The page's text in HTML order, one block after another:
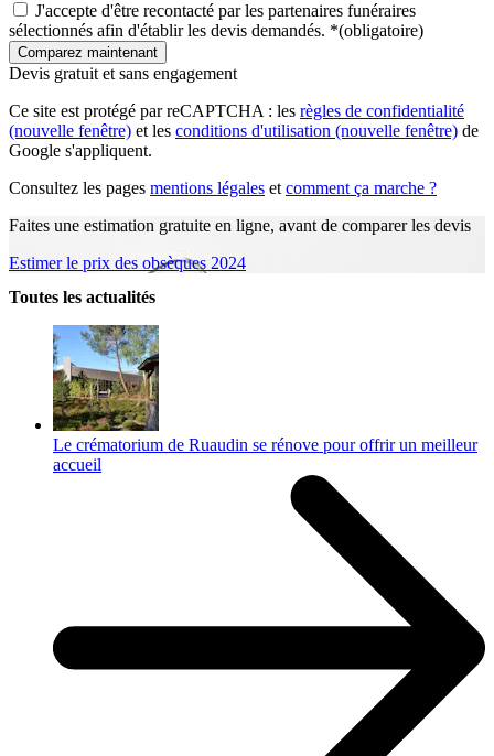
J'accepte d'être recontacté par les partenaires funéraires
sélectionnés afin d'établir les devis demandés. *(obligatoire)
Devis gratuit et sans engagement
Ce site est protégé par reCAPTCHA : les règles de confidentialité
(nouvelle fenêtre) et les conditions d'utilisation (nouvelle fenêtre) de
Google s'appliquent.
Consultez les pages mentions légales et comment ça marche ?
Faites une estimation gratuite en ligne, avant de comparer les devis
Estimer le prix des obsèques 2024
Toutes les actualités
Le crématorium de Ruaudin se rénove pour offrir un meilleur
accueil